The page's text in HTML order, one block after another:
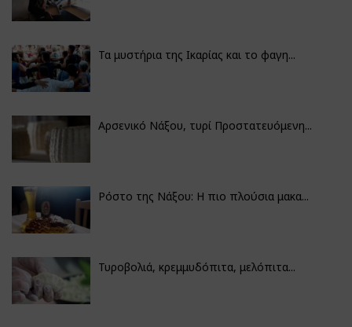
Τα μυστήρια της Ικαρίας και το φαγη...
Αρσενικό Νάξου, τυρί Προστατευόμενη...
Ρόστο της Νάξου: Η πιο πλούσια μακα...
Τυροβολιά, κρεμμυδόπιτα, μελόπιτα...